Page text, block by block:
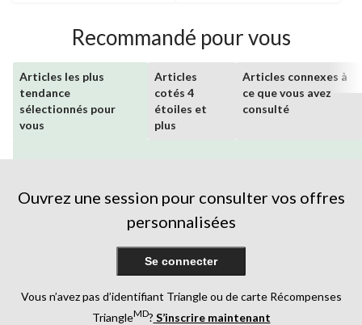
Recommandé pour vous
Articles les plus
tendance
sélectionnés pour
vous
Articles
cotés 4
étoiles et
plus
Articles connexes à
ce que vous avez
consulté
Ouvrez une session pour consulter vos offres
personnalisées
Se connecter
Vous n’avez pas d’identifiant Triangle ou de carte Récompenses
TriangleMD? S’inscrire maintenant